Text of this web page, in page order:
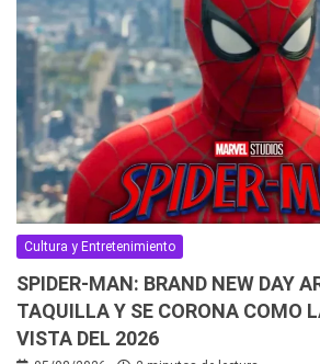
Cultura y Entretenimiento
SPIDER-MAN: BRAND NEW DAY
TAQUILLA Y SE CORONA COMO
VISTA DEL 2026